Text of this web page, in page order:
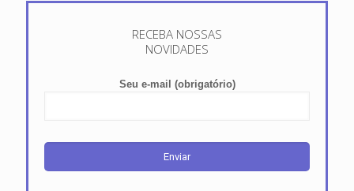
RECEBA NOSSAS
NOVIDADES
Seu e-mail (obrigatório)